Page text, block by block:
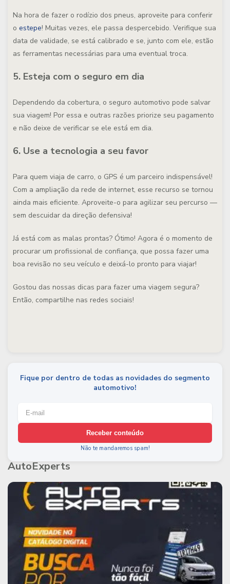
Na hora de fazer o rodízio dos pneus, aproveite para conferir
o estepe! Muitas vezes, ele passa despercebido. Verifique sua
data de validade, se está calibrado e se, junto com ele, estão
as ferramentas necessárias para uma eventual troca.
5. Esteja com o seguro em dia
Dependendo da cobertura, o seguro automotivo pode salvar
sua viagem! Por essa e outras razões priorize seu pagamento
e não deixe de verificar se ele está em dia.
6. Use a tecnologia a seu favor
Para quem viaja de carro, o GPS é um parceiro indispensável!
Com a ampliação da rede de internet, esse recurso se tornou
ainda mais eficiente. Aproveite-o para agilizar seu percurso —
sem descuidar da direção defensiva!
Já está com as malas prontas? Ótimo! Agora é o momento de
procurar um profissional de confiança, que possa fazer uma
boa revisão no seu veículo e deixá-lo pronto para viajar!
Gostou das nossas dicas para fazer uma viagem segura?
Então, compartilhe nas redes sociais!
Fique por dentro de todas as novidades do segmento
automotivo!
Receber conteúdo
Não te mandaremos spam!
AutoExperts